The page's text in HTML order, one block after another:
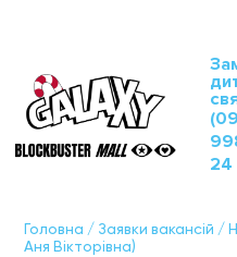
24
Головна / Заявки вакансій /
Аня Вікторівна)